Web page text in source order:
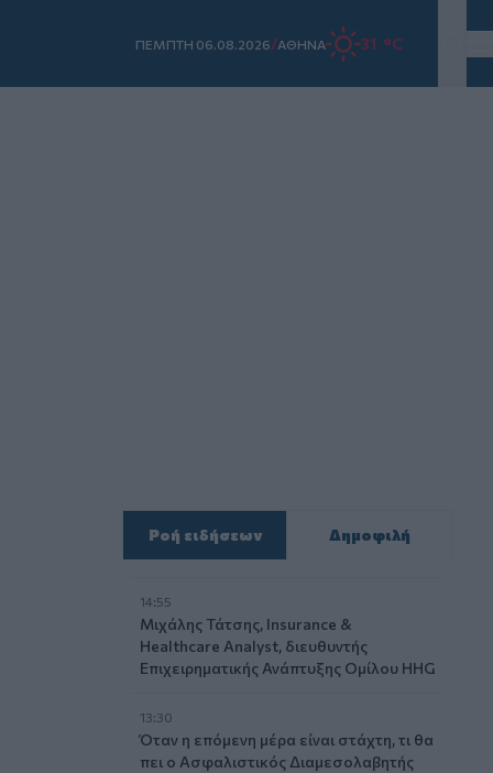
ΠΕΜΠΤΗ 06.08.2026/ΑΘΗΝΑ 31 °C
Ροή ειδήσεων Δημοφιλή
14:55
Μιχάλης Τάτσης, Insurance &
Healthcare Analyst, διευθυντής
Επιχειρηματικής Ανάπτυξης Ομίλου HHG
13:30
Όταν η επόμενη μέρα είναι στάχτη, τι θα
πει ο Ασφαλιστικός Διαμεσολαβητής